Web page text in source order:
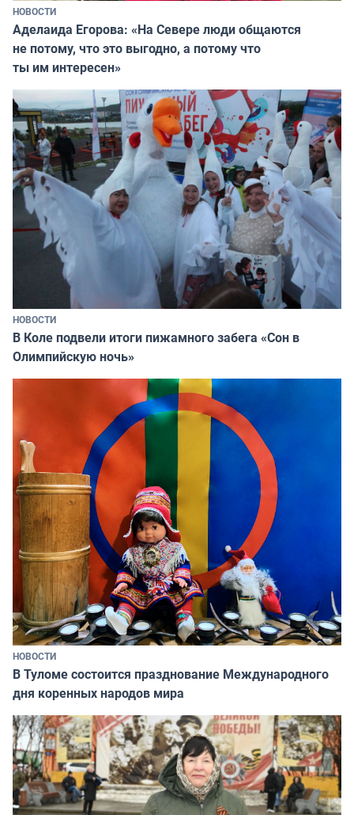
НОВОСТИ
Аделаида Егорова: «На Севере люди общаются
не потому, что это выгодно, а потому что
ты им интересен»
НОВОСТИ
В Коле подвели итоги пижамного забега «Сон в
Олимпийскую ночь»
НОВОСТИ
В Туломе состоится празднование Международного
дня коренных народов мира